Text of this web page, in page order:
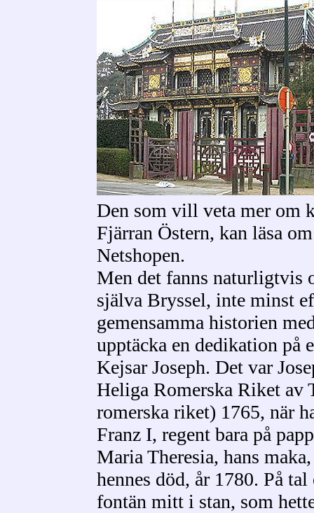
Den som vill veta mer om
Fjärran Östern, kan läsa
Netshopen.
Men det fanns naturligtvis
själva Bryssel, inte minst
gemensamma historien
upptäcka en dedikation på
Kejsar Joseph. Det var
Heliga Romerska Riket
romerska riket) 1765, när
Franz I, regent bara på
Maria Theresia, hans
hennes död, år 1780. På
fontän mitt i stan, som